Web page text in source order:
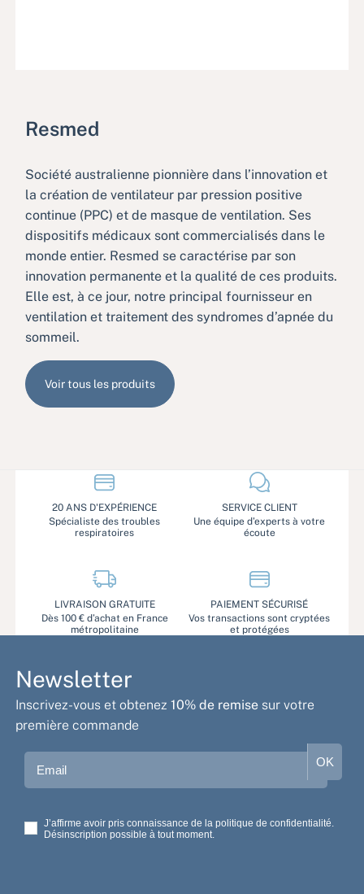
Resmed
Société australienne pionnière dans l’innovation et
la création de ventilateur par pression positive
continue (PPC) et de masque de ventilation. Ses
dispositifs médicaux sont commercialisés dans le
monde entier. Resmed se caractérise par son
innovation permanente et la qualité de ces produits.
Elle est, à ce jour, notre principal fournisseur en
ventilation et traitement des syndromes d’apnée du
sommeil.
Voir tous les produits
20 ANS D'EXPÉRIENCE
Spécialiste des troubles
respiratoires
SERVICE CLIENT
Une équipe d’experts à votre
écoute
LIVRAISON GRATUITE
Dès 100 € d’achat en France
métropolitaine
PAIEMENT SÉCURISÉ
Vos transactions sont cryptées
et protégées
Newsletter
Inscrivez-vous et obtenez10% de remise sur votre
première commande
Email OK
J’affirme avoir pris connaissance de la politique de confidentialité.
Désinscription possible à tout moment.